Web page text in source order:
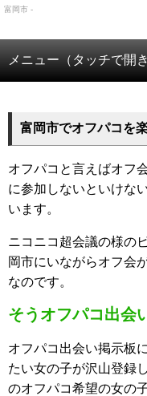
富岡市 -
メニュー（タッチで開
富岡市でオフパコを楽
オフパコと言えばオフ
に参加しないといけな
います。
ニコニコ超会議の様の
岡市にいながらオフ会
なのです。
そうオフパコ出会
オフパコ出会い掲示板
たい女の子が沢山登録
のオフパコ希望の女の